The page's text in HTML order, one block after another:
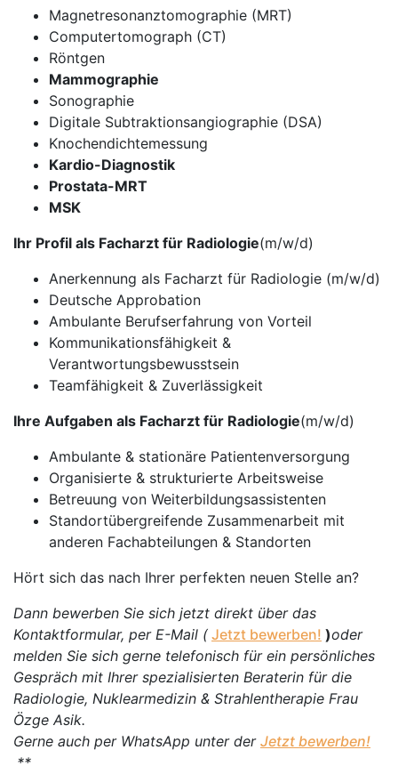
Magnetresonanztomographie (MRT)
Computertomograph (CT)
Röntgen
Mammographie
Sonographie
Digitale Subtraktionsangiographie (DSA)
Knochendichtemessung
Kardio-Diagnostik
Prostata-MRT
MSK
Ihr Profil als Facharzt für Radiologie(m/w/d)
Anerkennung als Facharzt für Radiologie (m/w/d)
Deutsche Approbation
Ambulante Berufserfahrung von Vorteil
Kommunikationsfähigkeit &
Verantwortungsbewusstsein
Teamfähigkeit & Zuverlässigkeit
Ihre Aufgaben als Facharzt für Radiologie(m/w/d)
Ambulante & stationäre Patientenversorgung
Organisierte & strukturierte Arbeitsweise
Betreuung von Weiterbildungsassistenten
Standortübergreifende Zusammenarbeit mit
anderen Fachabteilungen & Standorten
Hört sich das nach Ihrer perfekten neuen Stelle an?
Dann bewerben Sie sich jetzt direkt über das
Kontaktformular, per E-Mail ( Jetzt bewerben! )oder
melden Sie sich gerne telefonisch für ein persönliches
Gespräch mit Ihrer spezialisierten Beraterin für die
Radiologie, Nuklearmedizin & Strahlentherapie Frau
Özge Asik.
Gerne auch per WhatsApp unter der Jetzt bewerben!
.**